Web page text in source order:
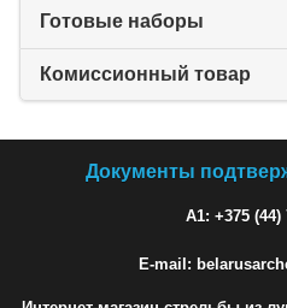
Готовые наборы
Комиссионный товар
Документы
A1: +375 (44)
E-mail: